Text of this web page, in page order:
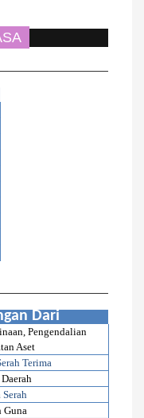
Dari
Pengendalian
Aset
Terima
Guna